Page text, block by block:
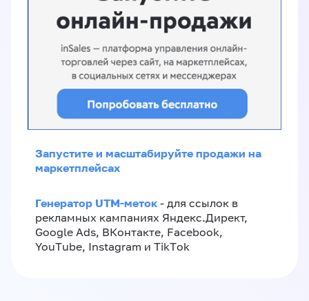
Запустите и масштабируйте продажи на
маркетплейсах
Генератор UTM-меток - для ссылок в
рекламных кампаниях Яндекс.Директ,
Google Ads, ВКонтакте, Facebook,
YouTube, Instagram и TikTok